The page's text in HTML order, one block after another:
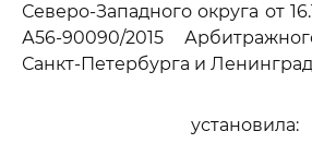
Северо-Западного округа от
А56-90090/2015
Санкт-Петербурга и
установила: